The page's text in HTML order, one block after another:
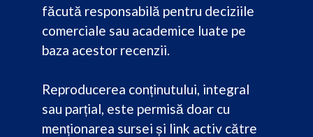
făcută responsabilă pentru deciziile
comerciale sau academice luate pe
baza acestor recenzii.
Reproducerea conținutului, integral
sau parțial, este permisă doar cu
menționarea sursei și link activ către